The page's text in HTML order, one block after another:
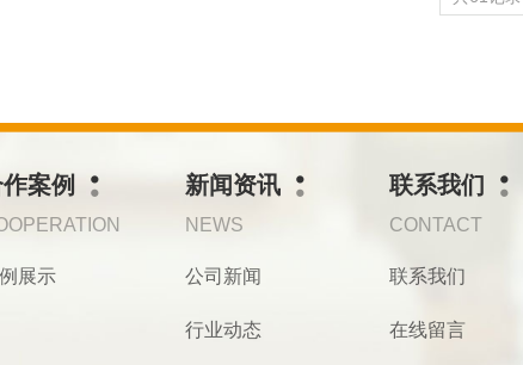
案例
展示
新闻资讯
NEWS
公司新闻
行业动态
联系我们
CONTACT
联系我们
在线留言